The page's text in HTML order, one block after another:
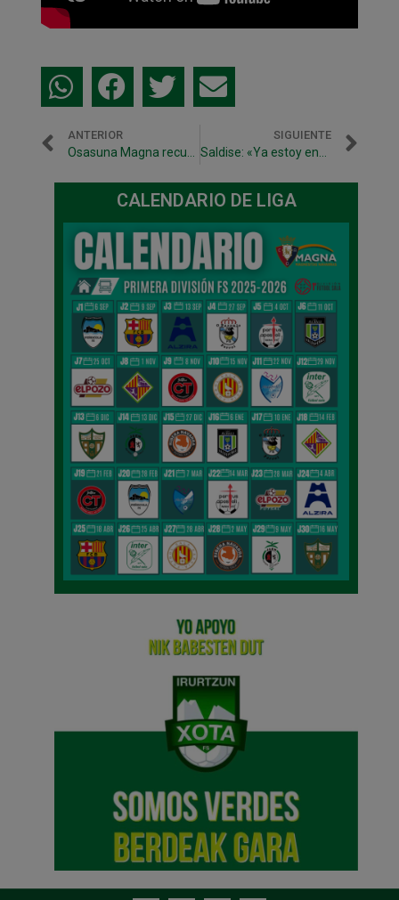
ANTERIOR
Osasuna Magna recupera la sonrisa con una victoria fundamental
SIGUIENTE
Saldise: «Ya estoy encontrando mi mejor nivel»
CALENDARIO DE LIGA